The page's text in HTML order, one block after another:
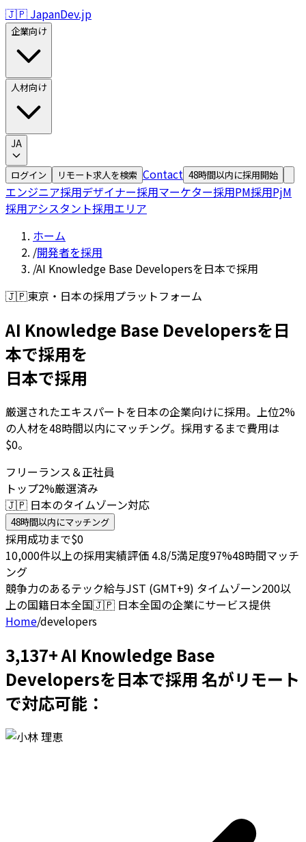
🇯🇵 JapanDev.jp
企業向け
人材向け
JA
ログイン リモート求人を検索 Contact 48時間以内に採用開始
エンジニア採用デザイナー採用マーケター採用PM採用PjM
採用アシスタント採用エリア
ホーム
/開発者を採用
/AI Knowledge Base Developersを日本で採用
🇯🇵東京・日本の採用プラットフォーム
AI Knowledge Base Developersを日
本で採用を
日本で採用
厳選されたエキスパートを日本の企業向けに採用。上位2%
の人材を48時間以内にマッチング。採用するまで費用は
$0。
フリーランス＆正社員
トップ2%厳選済み
🇯🇵 日本のタイムゾーン対応
48時間以内にマッチング
採用成功まで$0
10,000件以上の採用実績評価 4.8/5満足度97%48時間マッチ
ング
競争力のあるテック給与JST (GMT+9) タイムゾーン200以
上の国籍日本全国🇯🇵 日本全国の企業にサービス提供
Home/developers
3,137+ AI Knowledge Base
Developersを日本で採用 名がリモート
で対応可能：